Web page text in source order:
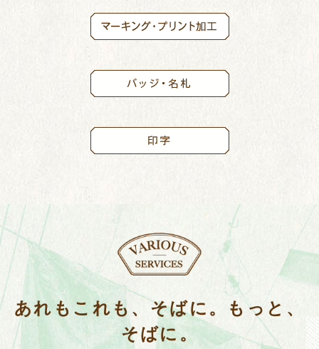
あれもこれも、そばに。もっと、
そばに。